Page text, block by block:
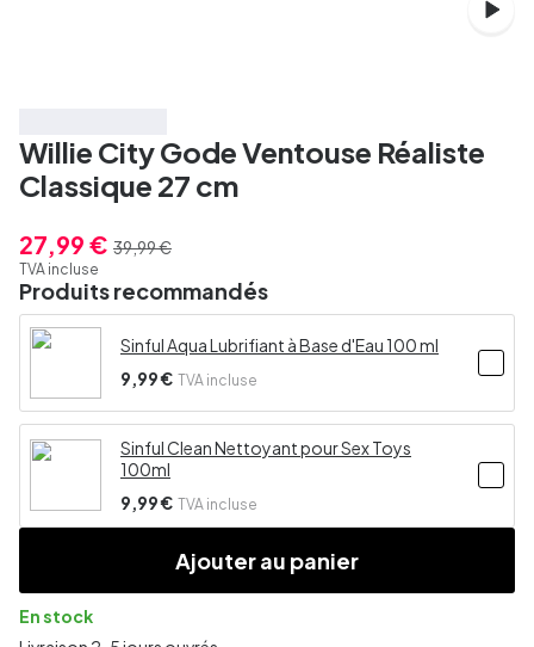
Willie City Gode Ventouse Réaliste
Classique 27 cm
27,99 € 39,99 €
TVA incluse
Produits recommandés
Sinful Aqua Lubrifiant à Base d'Eau 100 ml
9,99 € TVA incluse
Sinful Clean Nettoyant pour Sex Toys
100ml
9,99 € TVA incluse
Ajouter au panier
En stock